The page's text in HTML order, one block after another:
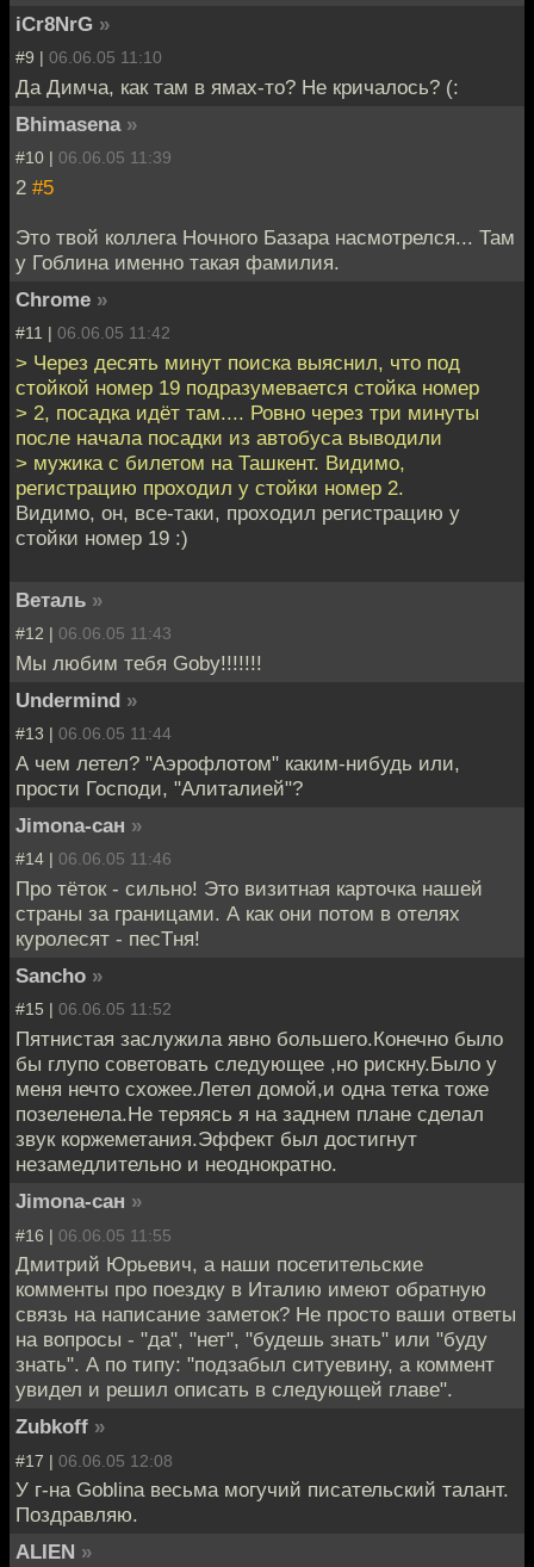
iCr8NrG »
#9 | 06.06.05 11:10
Да Димча, как там в ямах-то? Не кричалось? (:
Bhimasena »
#10 | 06.06.05 11:39
2 #5
Это твой коллега Ночного Базара насмотрелся... Там
у Гоблина именно такая фамилия.
Chrome »
#11 | 06.06.05 11:42
> Через десять минут поиска выяснил, что под
стойкой номер 19 подразумевается стойка номер
> 2, посадка идёт там.... Ровно через три минуты
после начала посадки из автобуса выводили
> мужика с билетом на Ташкент. Видимо,
регистрацию проходил у стойки номер 2.
Видимо, он, все-таки, проходил регистрацию у
стойки номер 19 :)
Веталь »
#12 | 06.06.05 11:43
Мы любим тебя Goby!!!!!!!
Undermind »
#13 | 06.06.05 11:44
А чем летел? "Аэрофлотом" каким-нибудь или,
прости Господи, "Алиталией"?
Jimona-сан »
#14 | 06.06.05 11:46
Про тёток - сильно! Это визитная карточка нашей
страны за границами. А как они потом в отелях
куролесят - песТня!
Sancho »
#15 | 06.06.05 11:52
Пятнистая заслужила явно большего.Конечно было
бы глупо советовать следующее ,но рискну.Было у
мeня нечто схожее.Летел домой,и одна тетка тоже
позеленела.Не теряясь я на заднем плане сделал
звук коржеметания.Эффект был достигнут
незамедлительно и неоднократно.
Jimona-сан »
#16 | 06.06.05 11:55
Дмитрий Юрьевич, а наши посетительские
комменты про поездку в Италию имеют обратную
связь на написание заметок? Не просто ваши ответы
на вопросы - "да", "нет", "будешь знать" или "буду
знать". А по типу: "подзабыл ситуевину, а коммент
увидел и решил описать в следующей главе".
Zubkoff »
#17 | 06.06.05 12:08
У г-на Goblina весьма могучий писательский талант.
Поздравляю.
ALIEN »